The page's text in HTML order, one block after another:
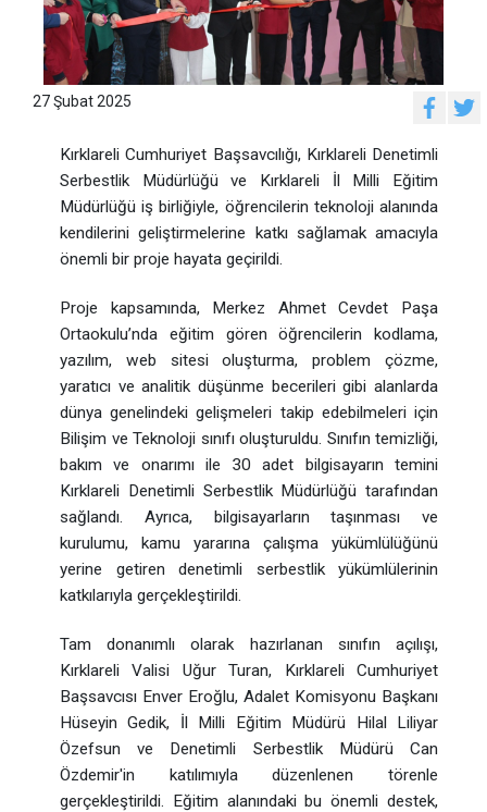
27 Şubat 2025
Kırklareli Cumhuriyet Başsavcılığı, Kırklareli Denetimli
Serbestlik Müdürlüğü ve Kırklareli İl Milli Eğitim
Müdürlüğü iş birliğiyle, öğrencilerin teknoloji alanında
kendilerini geliştirmelerine katkı sağlamak amacıyla
önemli bir proje hayata geçirildi.
Proje kapsamında, Merkez Ahmet Cevdet Paşa
Ortaokulu’nda eğitim gören öğrencilerin kodlama,
yazılım, web sitesi oluşturma, problem çözme,
yaratıcı ve analitik düşünme becerileri gibi alanlarda
dünya genelindeki gelişmeleri takip edebilmeleri için
Bilişim ve Teknoloji sınıfı oluşturuldu. Sınıfın temizliği,
bakım ve onarımı ile 30 adet bilgisayarın temini
Kırklareli Denetimli Serbestlik Müdürlüğü tarafından
sağlandı. Ayrıca, bilgisayarların taşınması ve
kurulumu, kamu yararına çalışma yükümlülüğünü
yerine getiren denetimli serbestlik yükümlülerinin
katkılarıyla gerçekleştirildi.
Tam donanımlı olarak hazırlanan sınıfın açılışı,
Kırklareli Valisi Uğur Turan, Kırklareli Cumhuriyet
Başsavcısı Enver Eroğlu, Adalet Komisyonu Başkanı
Hüseyin Gedik, İl Milli Eğitim Müdürü Hilal Liliyar
Özefsun ve Denetimli Serbestlik Müdürü Can
Özdemir'in katılımıyla düzenlenen törenle
gerçekleştirildi. Eğitim alanındaki bu önemli destek,